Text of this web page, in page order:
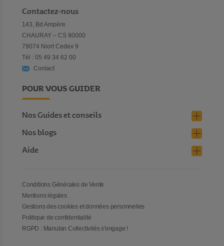
Contactez-nous
143, Bd Ampère
CHAURAY – CS 90000
79074 Niort Cedex 9
Tél : 05 49 34 62 00
Contact
POUR VOUS GUIDER
Nos Guides et conseils
Nos blogs
Aide
Conditions Générales de Vente
Mentions légales
Gestions des cookies et données personnelles
Politique de confidentialité
RGPD : Manutan Collectivités s'engage !